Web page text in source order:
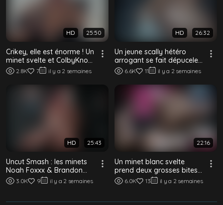
HD 25:50
Crikey, elle est énorme ! Un
minet svelte et ColbyKnox
échangent leurs charges à
c...
2.8K 7 il y a 2 semaines
HD 26:32
Un jeune scally hétéro
arrogant se fait dépuceler
et asperger par deux
Britannique...
6.6K 11 il y a 2 semaines
HD 25:43
Uncut Smash : les minets
Noah Foxxx & Brandon
Dallas se partagent la bite
non circ...
3.0K 9 il y a 2 semaines
22:16
Un minet blanc svelte
prend deux grosses bites
noires dans un plan à trois
BBC san...
6.0K 13 il y a 2 semaines